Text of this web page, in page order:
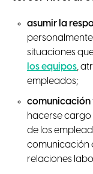
asumir la
situaciones
los equipos,
empleados;
comunicación
hacerse cargo
de los
comunicación
relaciones